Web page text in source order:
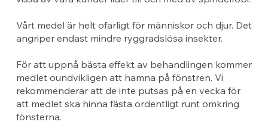
Vårt medel är helt ofarligt för människor och djur. Det
angriper endast mindre ryggradslösa insekter.
För att uppnå bästa effekt av behandlingen kommer
medlet oundvikligen att hamna på fönstren. Vi
rekommenderar att de inte putsas på en vecka för
att medlet ska hinna fästa ordentligt runt omkring
fönsterna.